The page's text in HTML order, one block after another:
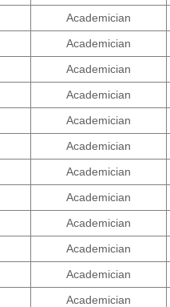
Academician
Academician
Academician
Academician
Academician
Academician
Academician
Academician
Academician
Academician
Academician
Academician